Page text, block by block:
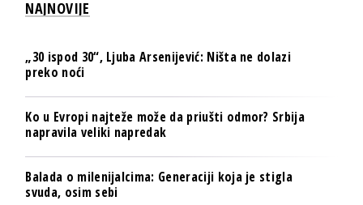
NAJNOVIJE
„30 ispod 30“, Ljuba Arsenijević: Ništa ne dolazi
preko noći
Ko u Evropi najteže može da priušti odmor? Srbija
napravila veliki napredak
Balada o milenijalcima: Generaciji koja je stigla
svuda, osim sebi